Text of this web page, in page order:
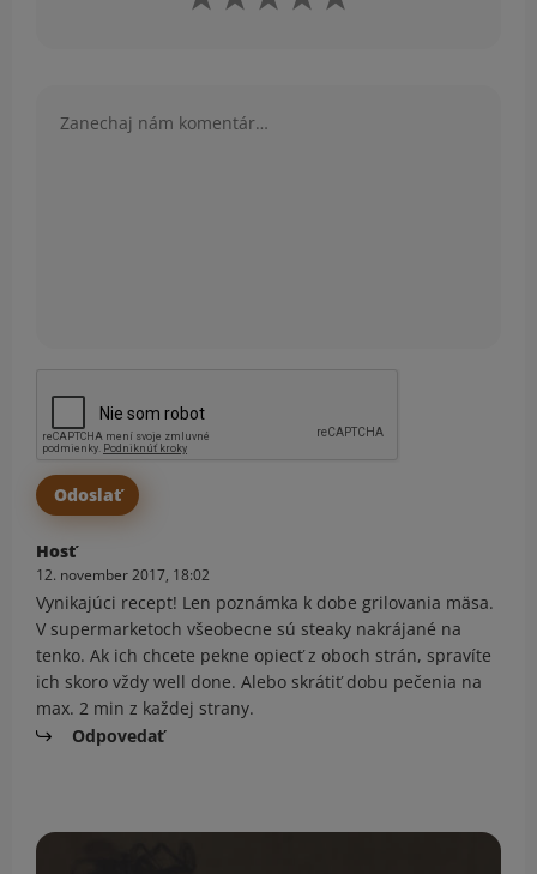
Hosť
12. november 2017, 18:02
Vynikajúci recept! Len poznámka k dobe grilovania mäsa.
V supermarketoch všeobecne sú steaky nakrájané na
tenko. Ak ich chcete pekne opiecť z oboch strán, spravíte
ich skoro vždy well done. Alebo skrátiť dobu pečenia na
max. 2 min z každej strany.
Odpovedať